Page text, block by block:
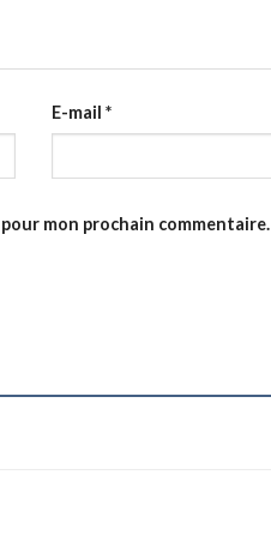
E-mail *
mon prochain commentaire.